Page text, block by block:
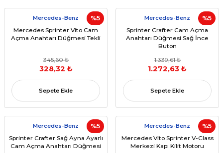
%5
Mercedes-Benz
Mercedes Sprinter Vito Cam
Açma Anahtarı Düğmesi Tekli
345,60 ₺
328,32 ₺
Sepete Ekle
%5
Mercedes-Benz
Sprinter Crafter Cam Açma
Anahtarı Düğmesi Sağ İnce
Buton
1.339,61 ₺
1.272,63 ₺
Sepete Ekle
%5
Mercedes-Benz
Sprinter Crafter Sağ Ayna Ayarlı
Cam Açma Anahtarı Düğmesi
%5
Mercedes-Benz
Mercedes Vito Sprinter V-Class
Merkezi Kapı Kilit Motoru